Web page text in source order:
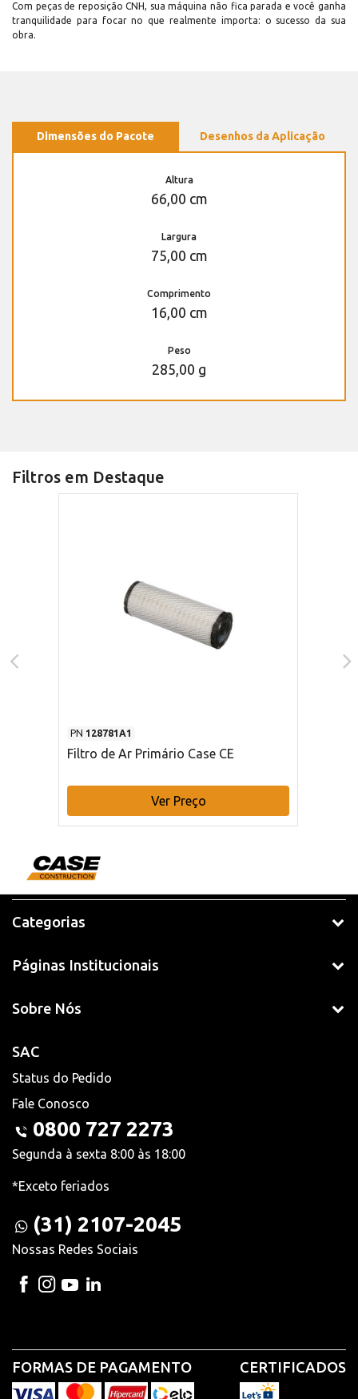
Com peças de reposição CNH, sua máquina não fica parada e você ganha
tranquilidade para focar no que realmente importa: o sucesso da sua
obra.
Dimensões do Pacote Desenhos da Aplicação
Altura
66,00 cm
Largura
75,00 cm
Comprimento
16,00 cm
Peso
285,00 g
Filtros em Destaque
PN 128781A1
Filtro de Ar Primário Case CE
Ver Preço
Categorias
Páginas Institucionais
Sobre Nós
SAC
Status do Pedido
Fale Conosco
0800 727 2273
Segunda à sexta 8:00 às 18:00
*Exceto feriados
(31) 2107-2045
Nossas Redes Sociais
FORMAS DE PAGAMENTO CERTIFICADOS